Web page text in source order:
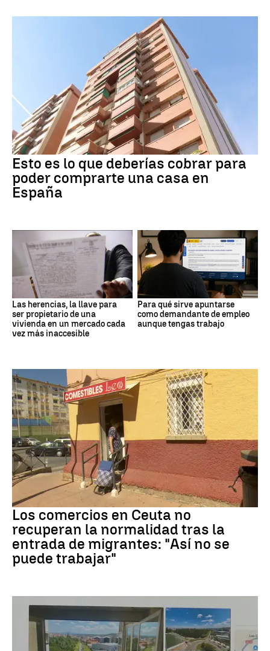
Esto es lo que deberías cobrar para
poder comprarte una casa en
España
Las herencias, la llave para
ser propietario de una
vivienda en un mercado cada
vez más inaccesible
Para qué sirve apuntarse
como demandante de empleo
aunque tengas trabajo
Crisis migrantes
Los comercios en Ceuta no
recuperan la normalidad tras la
entrada de migrantes: "Así no se
puede trabajar"